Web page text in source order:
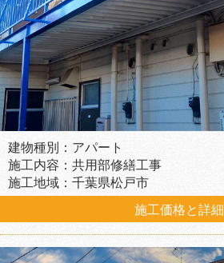
建物種別：アパート
施工内容：共用部修繕工事
施工地域：千葉県松戸市
施工価格と詳細